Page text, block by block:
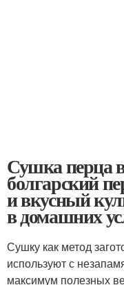
Сушка перца
болгарский
и вкусный
в домашних
Сушку как метод
используют с
максимум полезных